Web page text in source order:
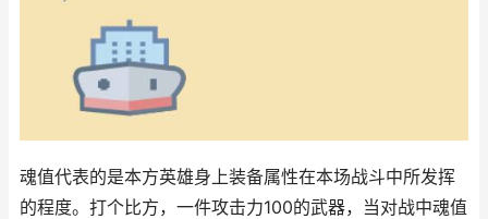
魂值代表的是本方英雄身上装备属性在本场战斗中所发挥
的程度。打个比方，一件攻击力100的武器，当对战中魂值